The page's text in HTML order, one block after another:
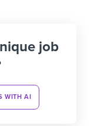
job
WITH AI